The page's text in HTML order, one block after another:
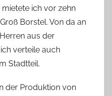
ich vor zehn
Borstel. Von da an
aus der
verteile auch
Stadtteil.
der Produktion von